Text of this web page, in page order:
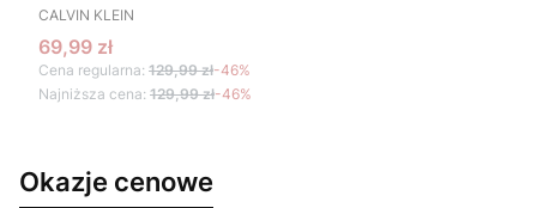
PRODUCENT
CALVIN KLEIN
Cena promocyjna
69,99 zł
Cena regularna: 129,99 zł-46%
Najniższa cena: 129,99 zł-46%
Okazje cenowe